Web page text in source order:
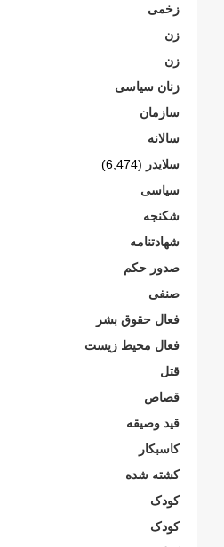
زخمی
زن
زن
زنان سیاسی
سازمان
سالانە
سلایدر (6,474)
سیاسی
شکنجە
شهادتنامە
صدور حکم
صنفی
فعال حقوق بشر
فعال محیط زیست
قتل
قصاص
قید وصیقه
کاسبکار
کشته شده
کودک
کودک